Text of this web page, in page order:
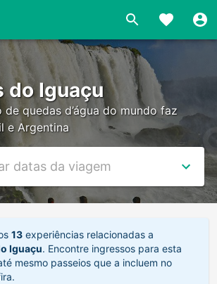
do Iguaçu
quedas d’água do mundo faz
e Argentina
13 experiências relacionadas a
Iguaçu. Encontre ingressos para esta
mesmo passeios que a incluem no